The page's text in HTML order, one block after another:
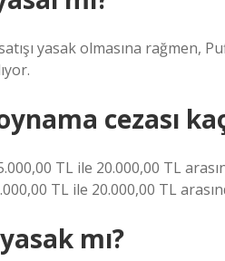
yasak olmasına rağmen,
cezası
TL ile 20.000,00 TL
TL ile 20.000,00 TL
mı?